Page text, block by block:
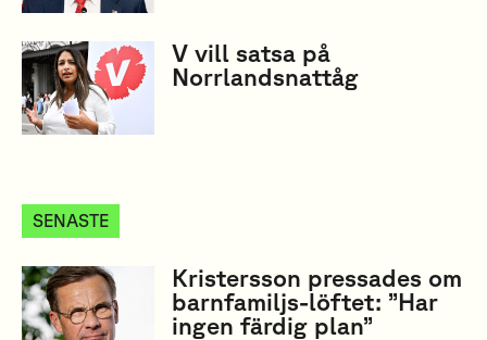
V vill satsa på
Norrlandsnattåg
SENASTE
Kristersson pressades om
barnfamiljs-löftet: ”Har
ingen färdig plan”